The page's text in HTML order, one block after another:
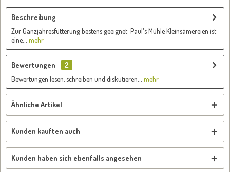
Beschreibung
Zur Ganzjahresfütterung bestens geeignet Paul's Mühle Kleinsämereien ist
eine...
mehr
Bewertungen
2
Bewertungen lesen, schreiben und diskutieren...
mehr
Ähnliche Artikel
Kunden kauften auch
Kunden haben sich ebenfalls angesehen